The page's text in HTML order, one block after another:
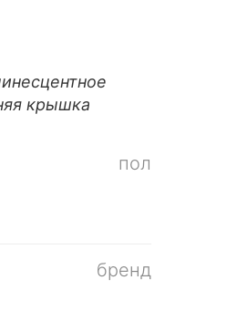
крышка
пол
бренд